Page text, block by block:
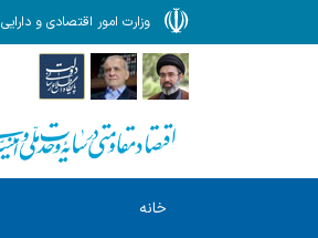
وزارت امور اقتصادی و دارایی
خانه